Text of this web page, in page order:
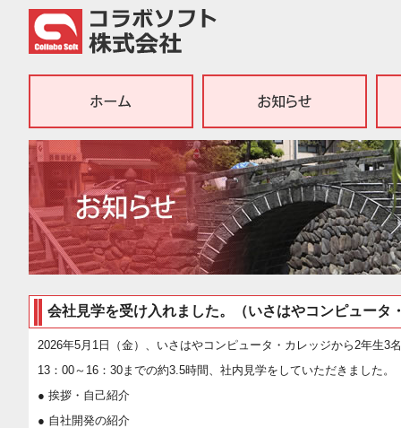
会社見学を受け入れました。（いさはやコンピュータ
2026年5月1日（金）、いさはやコンピュータ・カレッジから2年生3
13：00～16：30までの約3.5時間、社内見学をしていただきました。
● 挨拶・自己紹介
● 自社開発の紹介